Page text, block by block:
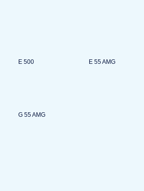
E 500 E 55 AMG
G 55 AMG